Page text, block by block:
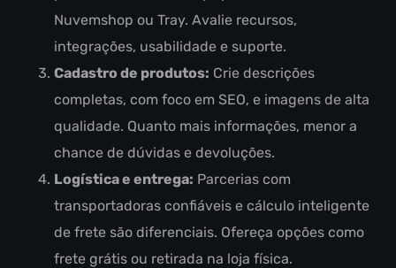
Nuvemshop ou Tray. Avalie recursos,
integrações, usabilidade e suporte.
Cadastro de produtos: Crie descrições
completas, com foco em SEO, e imagens de alta
qualidade. Quanto mais informações, menor a
chance de dúvidas e devoluções.
Logística e entrega: Parcerias com
transportadoras confiáveis e cálculo inteligente
de frete são diferenciais. Ofereça opções como
frete grátis ou retirada na loja física.